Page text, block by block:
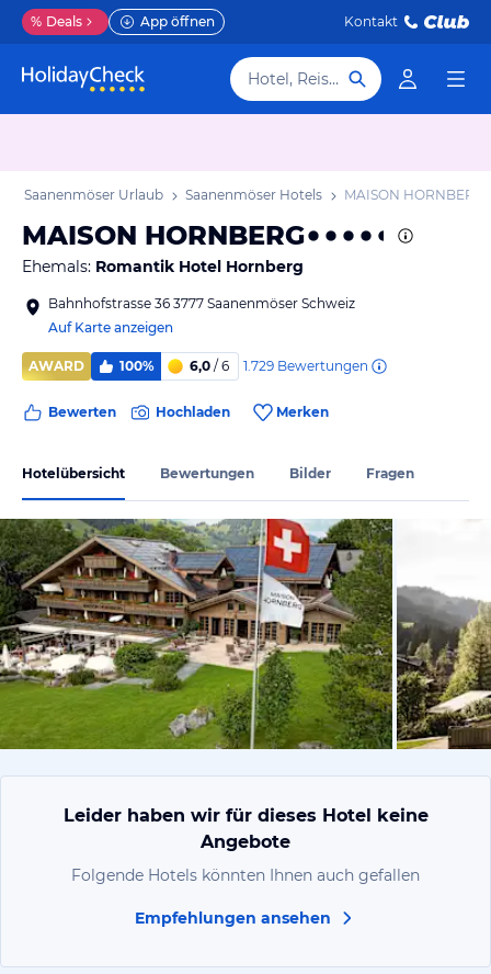
% Deals App öffnen Kontakt
Hotel, Reiseziel
Saanenmöser Urlaub Saanenmöser Hotels MAISON HORNBERG
MAISON HORNBERG
Ehemals: Romantik Hotel Hornberg
Bahnhofstrasse 36 3777 Saanenmöser Schweiz
Auf Karte anzeigen
AWARD 100% 6,0 / 6 1.729 Bewertungen
Bewerten Hochladen Merken
Hotelübersicht Bewertungen Bilder Fragen
vom
Leider haben wir für dieses Hotel keine
Angebote
Folgende Hotels könnten Ihnen auch gefallen
Empfehlungen ansehen